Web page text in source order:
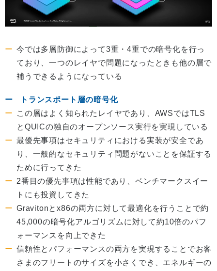
今では多層防御によって3重・4重での暗号化を行っ
ており、一つのレイヤで問題になったときも他の層で
補うできるようになっている
トランスポート層の暗号化
この層はよく知られたレイヤであり、AWSではTLS
とQUICの独自のオープンソース実行を実現している
最優先事項はセキュリティにおける実装が安全であ
り、一般的なセキュリティ問題がないことを保証する
ために行ってきた
2番目の優先事項は性能であり、ベンチマークスイー
トにも投資してきた
Gravitonとx86の両方に対して最適化を行うことで約
45,000の暗号化アルゴリズムに対して約10倍のパフ
ォーマンスを向上できた
信頼性とパフォーマンスの両方を実現することでお客
さまのフリートのサイズを小さくでき、エネルギーの